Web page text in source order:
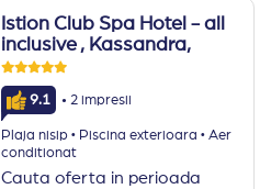
Istion Club Spa Hotel - all
inclusive , Kassandra,
9.1 · 2 impresii
Plaja nisip ·Piscina exterioara ·Aer
conditionat
Cauta oferta in perioada